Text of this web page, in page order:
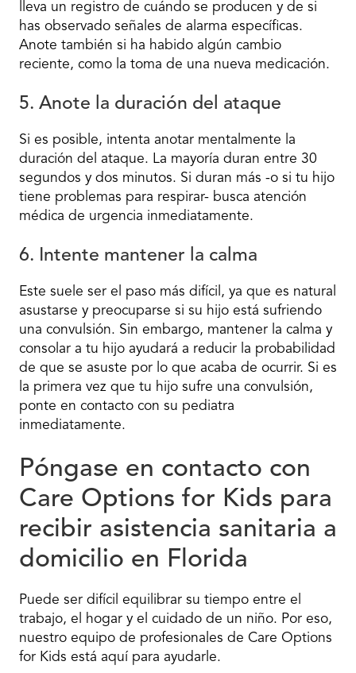
lleva un registro de cuándo se producen y de si
has observado señales de alarma específicas.
Anote también si ha habido algún cambio
reciente, como la toma de una nueva medicación.
5. Anote la duración del ataque
Si es posible, intenta anotar mentalmente la
duración del ataque. La mayoría duran entre 30
segundos y dos minutos. Si duran más -o si tu hijo
tiene problemas para respirar- busca atención
médica de urgencia inmediatamente.
6. Intente mantener la calma
Este suele ser el paso más difícil, ya que es natural
asustarse y preocuparse si su hijo está sufriendo
una convulsión. Sin embargo, mantener la calma y
consolar a tu hijo ayudará a reducir la probabilidad
de que se asuste por lo que acaba de ocurrir. Si es
la primera vez que tu hijo sufre una convulsión,
ponte en contacto con su pediatra
inmediatamente.
Póngase en contacto con
Care Options for Kids para
recibir asistencia sanitaria a
domicilio en Florida
Puede ser difícil equilibrar su tiempo entre el
trabajo, el hogar y el cuidado de un niño. Por eso,
nuestro equipo de profesionales de Care Options
for Kids está aquí para ayudarle.